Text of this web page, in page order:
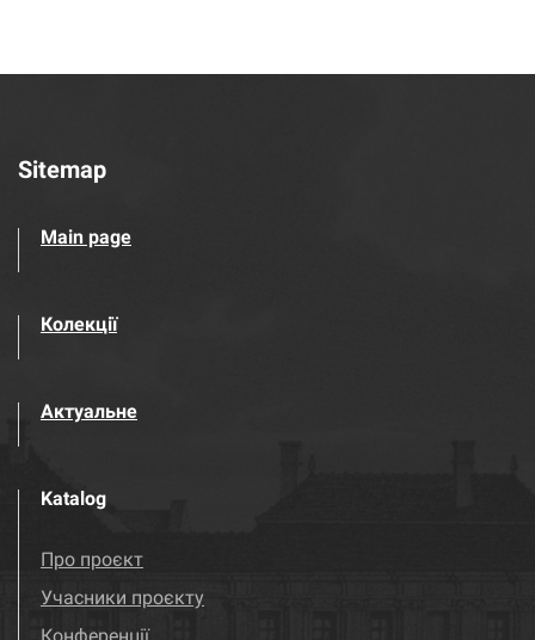
Sitemap
Main page
Колекції
Актуальне
Katalog
Про проєкт
Учасники проєкту